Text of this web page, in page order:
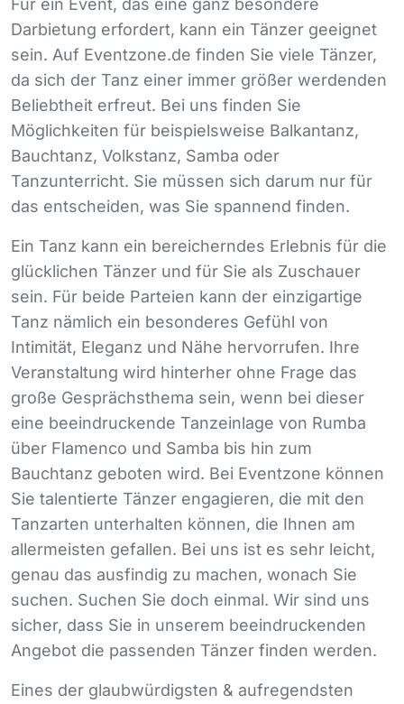
Für ein Event, das eine ganz besondere
Darbietung erfordert, kann ein Tänzer geeignet
sein. Auf Eventzone.de finden Sie viele Tänzer,
da sich der Tanz einer immer größer werdenden
Beliebtheit erfreut. Bei uns finden Sie
Möglichkeiten für beispielsweise Balkantanz,
Bauchtanz, Volkstanz, Samba oder
Tanzunterricht. Sie müssen sich darum nur für
das entscheiden, was Sie spannend finden.
Ein Tanz kann ein bereicherndes Erlebnis für die
glücklichen Tänzer und für Sie als Zuschauer
sein. Für beide Parteien kann der einzigartige
Tanz nämlich ein besonderes Gefühl von
Intimität, Eleganz und Nähe hervorrufen. Ihre
Veranstaltung wird hinterher ohne Frage das
große Gesprächsthema sein, wenn bei dieser
eine beeindruckende Tanzeinlage von Rumba
über Flamenco und Samba bis hin zum
Bauchtanz geboten wird. Bei Eventzone können
Sie talentierte Tänzer engagieren, die mit den
Tanzarten unterhalten können, die Ihnen am
allermeisten gefallen. Bei uns ist es sehr leicht,
genau das ausfindig zu machen, wonach Sie
suchen. Suchen Sie doch einmal. Wir sind uns
sicher, dass Sie in unserem beeindruckenden
Angebot die passenden Tänzer finden werden.
Eines der glaubwürdigsten & aufregendsten